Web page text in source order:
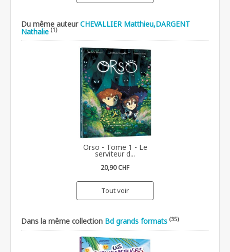
Du même auteurCHEVALLIER Matthieu,DARGENT
Nathalie (1)
Orso - Tome 1 - Le
serviteur d...
20,90 CHF
Tout voir
Dans la même collection Bd grands formats (35)